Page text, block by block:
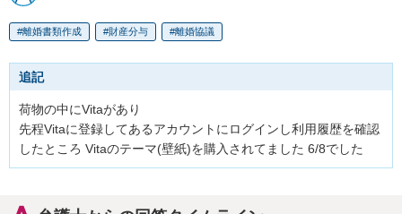
離婚書類作成 財産分与 離婚協議
追記
荷物の中にVitaがあり
先程Vitaに登録してあるアカウントにログインし利用履歴を確認
したところ Vitaのテーマ(壁紙)を購入されてました 6/8でした